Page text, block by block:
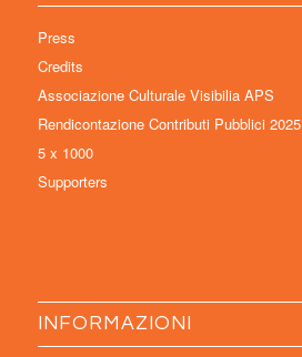
Press
Credits
Associazione Culturale Visibilia APS
Rendicontazione Contributi Pubblici 2025
5 x 1000
Supporters
INFORMAZIONI